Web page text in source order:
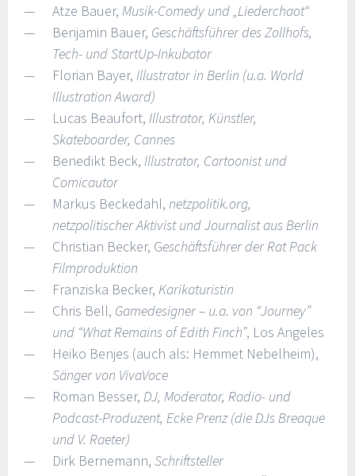
Atze Bauer, Musik-Comedy und „Liederchaot“
Benjamin Bauer, Geschäftsführer des Zollhofs,
Tech- und StartUp-Inkubator
Florian Bayer, Illustrator in Berlin (u.a. World
Illustration Award)
Lucas Beaufort, Illustrator, Künstler,
Skateboarder, Cannes
Benedikt Beck, Illustrator, Cartoonist und
Comicautor
Markus Beckedahl, netzpolitik.org,
netzpolitischer Aktivist und Journalist aus Berlin
Christian Becker, Geschäftsführer der Rat Pack
Filmproduktion
Franziska Becker, Karikaturistin
Chris Bell, Gamedesigner – u.a. von “Journey”
und “What Remains of Edith Finch”, Los Angeles
Heiko Benjes (auch als: Hemmet Nebelheim),
Sänger von VivaVoce
Roman Besser, DJ, Moderator, Radio- und
Podcast-Produzent, Ecke Prenz (die DJs Breaque
und V. Raeter)
Dirk Bernemann, Schriftsteller